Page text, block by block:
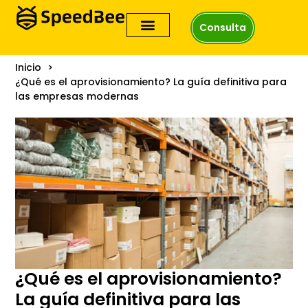
Consulta
Inicio
¿Qué es el aprovisionamiento? La guía definitiva para
las empresas modernas
¿Qué es el aprovisionamiento?
La guía definitiva para las